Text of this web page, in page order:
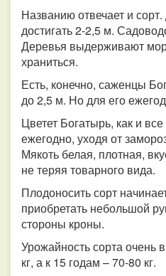
Названию отвечает и
достигать 2-2,5 м.
Деревья выдерживают
храниться.
Есть, конечно, саженцы
до 2,5 м. Но для его
Цветет Богатырь, как и
ежегодно, уходя от
Мякоть белая, плотная,
не теряя товарного вида.
Плодоносить сорт
приобретать небольшой
стороны кроны.
Урожайность сорта очень
кг, а к 15 годам – 70-80 кг.